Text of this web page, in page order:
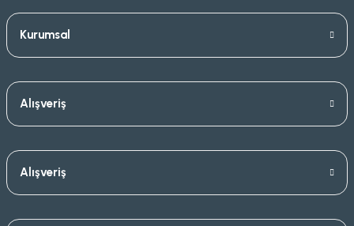
Kurumsal
Alışveriş
Alışveriş